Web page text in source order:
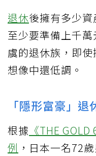
退休後擁有多少
至少要準備上千
虞的退休族，即
想像中還低調。
「隱形富豪」
根據 《THE
例 ，日本一名72